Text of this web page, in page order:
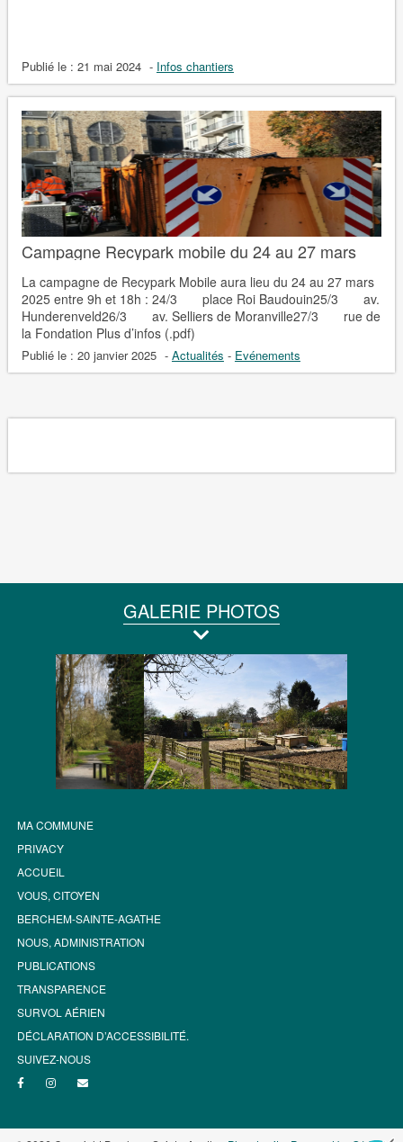
Publié le : 21 mai 2024 - Infos chantiers
Campagne Recypark mobile du 24 au 27 mars
La campagne de Recypark Mobile aura lieu du 24 au 27 mars
2025 entre 9h et 18h : 24/3 place Roi Baudouin25/3 av.
Hunderenveld26/3 av. Selliers de Moranville27/3 rue de
la Fondation Plus d’infos (.pdf)
Publié le : 20 janvier 2025 - Actualités - Evénements
GALERIE PHOTOS
MA COMMUNE
PRIVACY
ACCUEIL
VOUS, CITOYEN
BERCHEM-SAINTE-AGATHE
NOUS, ADMINISTRATION
PUBLICATIONS
TRANSPARENCE
SURVOL AÉRIEN
DÉCLARATION D’ACCESSIBILITÉ.
SUIVEZ-NOUS